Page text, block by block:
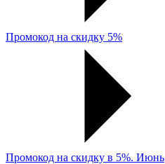
Промокод на скидку 5%
Промокод на скидку в 5%. Июнь